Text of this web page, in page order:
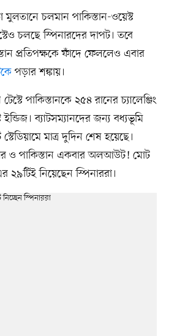
মুলতানে চলমান পাকিস্তান-ওয়েস্ট
চলছে স্পিনারদের দাপট। তবে
প্রতিপক্ষকে ফাঁদে ফেললেও এবার
পড়ার শঙ্কায়।
পাকিস্তানকে ২৫৪ রানের চ্যালেঞ্জিং
ব্যাটসম্যানদের জন্য বধ্যভূমি
মাত্র দুদিন শেষ হয়েছে।
ও পাকিস্তান একবার অলআউট! মোট
নিয়েছেন স্পিনাররা।